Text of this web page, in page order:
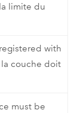
limite du
with
couche doit
must be